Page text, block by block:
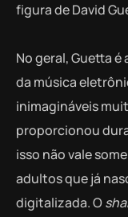
figura de David
No geral, Guetta
da música
inimagináveis
proporcionou
isso não vale
adultos que já
digitalizada. O